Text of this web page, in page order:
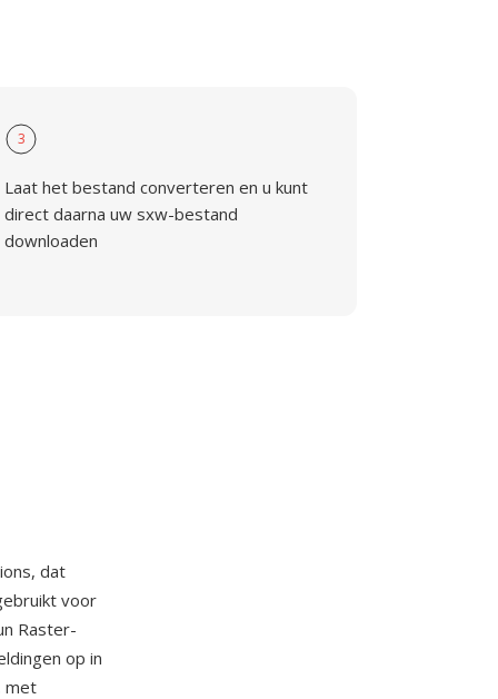
3
Laat het bestand converteren en u kunt
direct daarna uw sxw-bestand
downloaden
dat
voor
Raster-
op in
met